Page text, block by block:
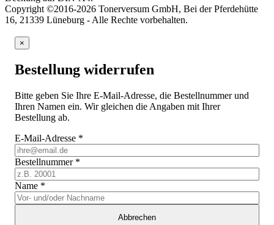
Copyright ©2016-2026 Tonerversum GmbH, Bei der Pferdehütte
16, 21339 Lüneburg - Alle Rechte vorbehalten.
×
Bestellung widerrufen
Bitte geben Sie Ihre E-Mail-Adresse, die Bestellnummer und
Ihren Namen ein. Wir gleichen die Angaben mit Ihrer
Bestellung ab.
E-Mail-Adresse *
Bestellnummer *
Name *
Abbrechen